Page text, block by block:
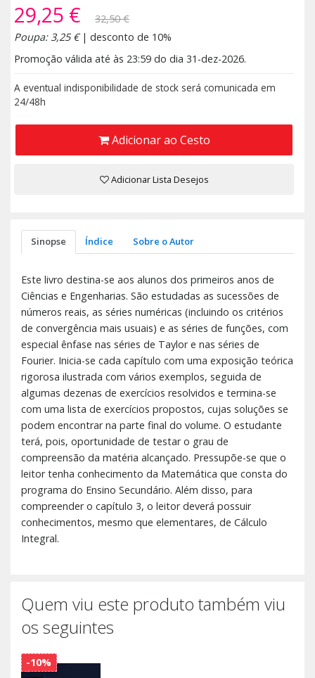
29,25 €
32,50 €
Poupa: 3,25 €| desconto de 10%
Promoção válida até às 23:59 do dia 31-dez-2026.
A eventual indisponibilidade de stock será comunicada em
24/48h
Adicionar ao Cesto
Adicionar Lista Desejos
Sinopse Índice Sobre o Autor
Este livro destina-se aos alunos dos primeiros anos de
Ciências e Engenharias. São estudadas as sucessões de
números reais, as séries numéricas (incluindo os critérios
de convergência mais usuais) e as séries de funções, com
especial ênfase nas séries de Taylor e nas séries de
Fourier. Inicia-se cada capítulo com uma exposição teórica
rigorosa ilustrada com vários exemplos, seguida de
algumas dezenas de exercícios resolvidos e termina-se
com uma lista de exercícios propostos, cujas soluções se
podem encontrar na parte final do volume. O estudante
terá, pois, oportunidade de testar o grau de
compreensão da matéria alcançado. Pressupõe-se que o
leitor tenha conhecimento da Matemática que consta do
programa do Ensino Secundário. Além disso, para
compreender o capítulo 3, o leitor deverá possuir
conhecimentos, mesmo que elementares, de Cálculo
Integral.
Quem viu este produto também viu
os seguintes
-10%